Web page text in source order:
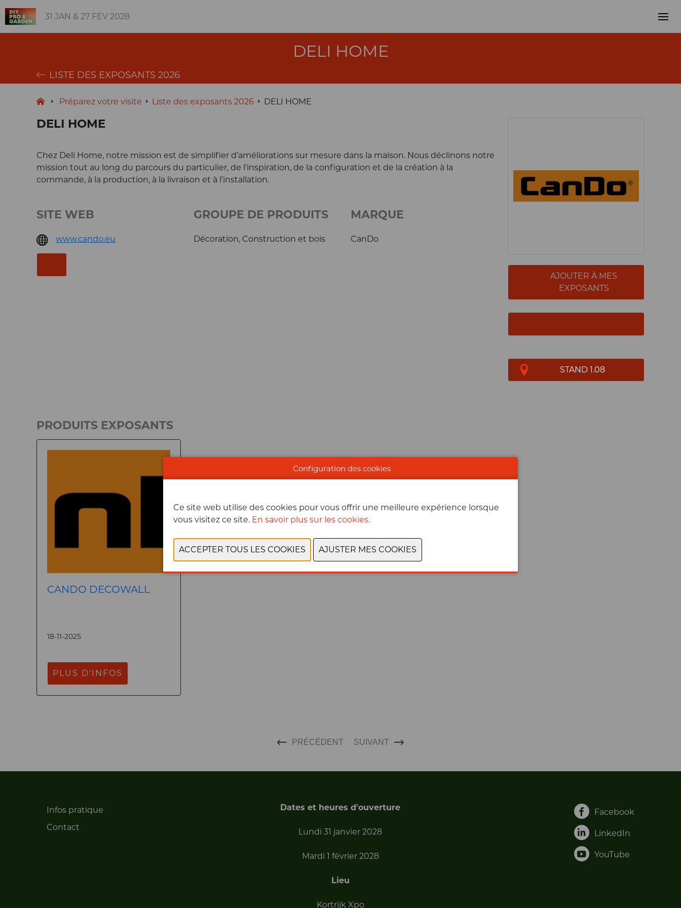
31 JAN & 27 FÉV 2028
DELI HOME
LISTE DES EXPOSANTS 2026
Préparez votre visite Liste des exposants 2026 DELI HOME
DELI HOME
AJOUTER À MES
EXPOSANTS
STAND 1.08
Chez Deli Home, notre mission est de simplifier d’améliorations sur mesure dans la maison. Nous déclinons notre
mission tout au long du parcours du particulier, de l'inspiration, de la configuration et de la création à la
commande, à la production, à la livraison et à l'installation.
SITE WEB
www.cando.eu
GROUPE DE PRODUITS
Décoration, Construction et bois
MARQUE
CanDo
PRODUITS EXPOSANTS
CANDO DECOWALL
18-11-2025
PLUS D'INFOS
PRÉCÉDENT SUIVANT
Infos pratique
Contact
Dates et heures d'ouverture
Lundi 31 janvier 2028
Mardi 1 février 2028
Lieu
Kortrijk Xpo
Facebook
LinkedIn
YouTube
Configuration des cookies
Ce site web utilise des cookies pour vous offrir une meilleure expérience lorsque
vous visitez ce site. En savoir plus sur les cookies.